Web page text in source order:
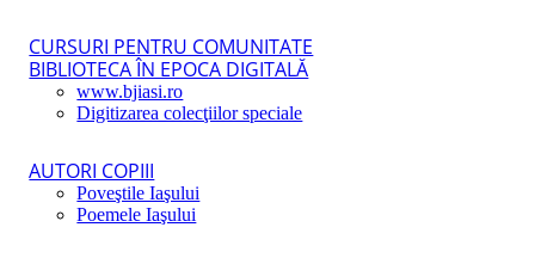
CURSURI PENTRU COMUNITATE
BIBLIOTECA ÎN EPOCA DIGITALĂ
www.bjiasi.ro
Digitizarea colecţiilor speciale
AUTORI COPIII
Poveştile Iaşului
Poemele Iaşului